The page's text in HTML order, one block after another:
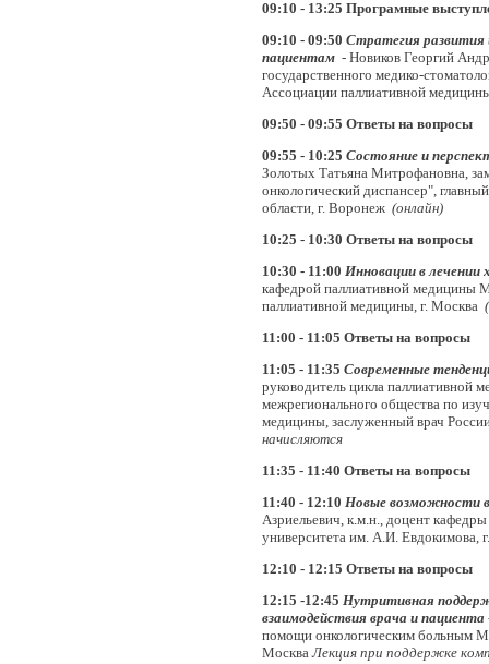
09:10 - 13:25 Програмные
09:10 - 09:50 Стратегия развития
пациентам - Новиков Георгий
государственного медико-
Ассоциации паллиативной
09:50 - 09:55 Ответы на вопросы
09:55 - 10:25 Состояние и
Золотых Татьяна Митрофановна,
онкологический диспансер",
области, г. Воронеж (онлайн)
10:25 - 10:30 Ответы на вопросы
10:30 - 11:00 Инновации в лечении
кафедрой паллиативной медицины
паллиативной медицины, г. Москва
11:00 - 11:05 Ответы на вопросы
11:05 - 11:35 Современные
руководитель цикла
межрегионального общества по
медицины, заслуженный врач
начисляются
11:35 - 11:40 Ответы на вопросы
11:40 - 12:10 Новые возможности
Азриельевич, к.м.н., доцент
университета им. А.И. Евдокимова,
12:10 - 12:15 Ответы на вопросы
12:15 -12:45 Нутритивная
взаимодействия врача и пациента
помощи онкологическим больным
МоскваЛекция при поддержке